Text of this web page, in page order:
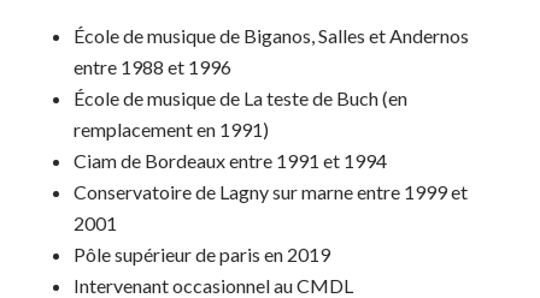
École de musique de Biganos, Salles et Andernos
entre 1988 et 1996
École de musique de La teste de Buch (en
remplacement en 1991)
Ciam de Bordeaux entre 1991 et 1994
Conservatoire de Lagny sur marne entre 1999 et
2001
Pôle supérieur de paris en 2019
Intervenant occasionnel au CMDL